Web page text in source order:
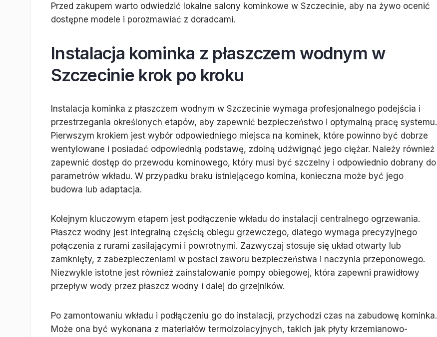
Przed zakupem warto odwiedzić lokalne salony kominkowe w Szczecinie, aby na żywo ocenić
dostępne modele i porozmawiać z doradcami.
Instalacja kominka z płaszczem wodnym w
Szczecinie krok po kroku
Instalacja kominka z płaszczem wodnym w Szczecinie wymaga profesjonalnego podejścia i
przestrzegania określonych etapów, aby zapewnić bezpieczeństwo i optymalną pracę systemu.
Pierwszym krokiem jest wybór odpowiedniego miejsca na kominek, które powinno być dobrze
wentylowane i posiadać odpowiednią podstawę, zdolną udźwignąć jego ciężar. Należy również
zapewnić dostęp do przewodu kominowego, który musi być szczelny i odpowiednio dobrany do
parametrów wkładu. W przypadku braku istniejącego komina, konieczna może być jego
budowa lub adaptacja.
Kolejnym kluczowym etapem jest podłączenie wkładu do instalacji centralnego ogrzewania.
Płaszcz wodny jest integralną częścią obiegu grzewczego, dlatego wymaga precyzyjnego
połączenia z rurami zasilającymi i powrotnymi. Zazwyczaj stosuje się układ otwarty lub
zamknięty, z zabezpieczeniami w postaci zaworu bezpieczeństwa i naczynia przeponowego.
Niezwykle istotne jest również zainstalowanie pompy obiegowej, która zapewni prawidłowy
przepływ wody przez płaszcz wodny i dalej do grzejników.
Po zamontowaniu wkładu i podłączeniu go do instalacji, przychodzi czas na zabudowę kominka.
Może ona być wykonana z materiałów termoizolacyjnych, takich jak płyty krzemianowo-